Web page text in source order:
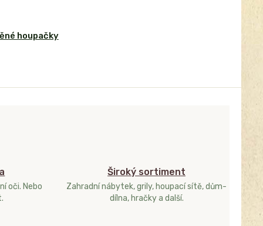
houpačky
oči. Nebo
Široký sortiment
Zahradní nábytek, grily, houpací sítě, dům-
dílna, hračky a další.